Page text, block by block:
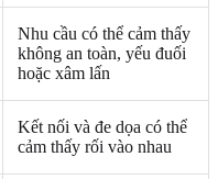
Nhu cầu có thể cảm thấy
không an toàn, yếu đuối
hoặc xâm lấn
Kết nối và đe dọa có thể
cảm thấy rối vào nhau